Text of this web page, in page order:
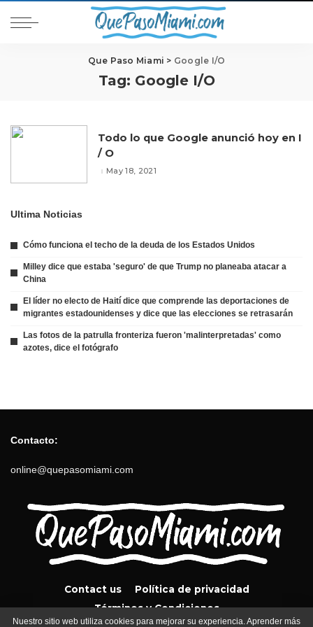
Que Paso Miami > Google I/O
Tag: Google I/O
Todo lo que Google anunció hoy en I
/ O
May 18, 2021
Ultima Noticias
Cómo funciona el techo de la deuda de los Estados Unidos
Milley dice que estaba 'seguro' de que Trump no planeaba atacar a
China
El líder no electo de Haití dice que comprende las deportaciones de
migrantes estadounidenses y dice que las elecciones se retrasarán
Las fotos de la patrulla fronteriza fueron 'malinterpretadas' como
azotes, dice el fotógrafo
Contacto:
online@quepasomiami.com
Contact us
Política de privacidad
Términos y Condiciones
Nuestro sitio web utiliza cookies para mejorar su experiencia. Aprender más